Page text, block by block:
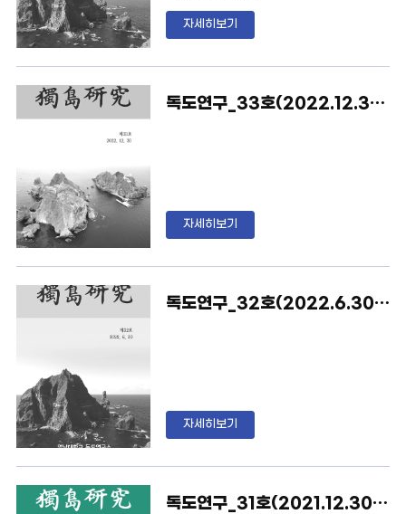
no=66&board=b01&re_vars
=Ym9hcmQ9YjAxJnNvcnRf
X2xpc3Q9MTAmcGFnZT0
wYWdlPTEmc2VhcmNoX2
자세히보기
독도연구_33호(2022.12.30)_영남대독도연구소
자세히보기
독도연구_32호(2022.6.30)_영남대독도연구소
자세히보기
독도연구_31호(2021.12.30)_영남대독도연구소